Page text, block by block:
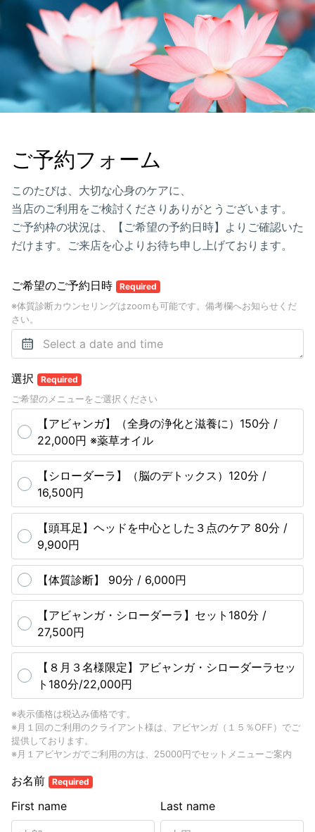
ご予約フォーム
このたびは、大切な心身のケアに、
当店のご利用をご検討くださりありがとうございます。
ご予約枠の状況は、【ご希望の予約日時】よりご確認いた
だけます。ご来店を心よりお待ち申し上げております。
ご希望のご予約日時 Required
※体質診断カウンセリングはzoomも可能です。備考欄へお知らせくだ
さい。
選択 Required
ご希望のメニューをご選択ください
【アビャンガ】（全身の浄化と滋養に）150分 /
22,000円 ※薬草オイル
【シローダーラ】（脳のデトックス）120分 /
16,500円
【頭耳足】ヘッドを中心とした３点のケア 80分 /
9,900円
【体質診断】 90分 / 6,000円
【アビャンガ・シローダーラ】セット180分 /
27,500円
【８月３名様限定】アビャンガ・シローダーラセッ
ト180分/22,000円
※表示価格は税込み価格です。
※月１回のご利用のクライアント様は、アビヤンガ（１５％OFF）でご
提供しております。
※月１アビヤンガでご利用の方は、25000円でセットメニューご案内
お名前 Required
Last name
First name